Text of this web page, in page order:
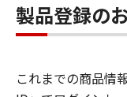
製品登録の
これまでの商品情